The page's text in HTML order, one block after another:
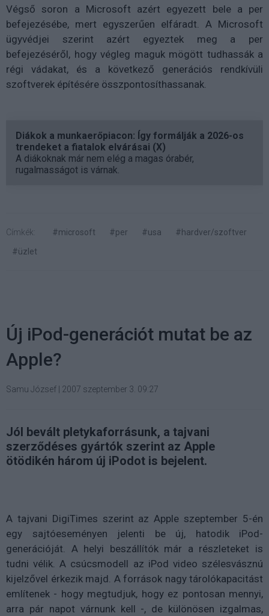
Végső soron a Microsoft azért egyezett bele a per
befejezésébe, mert egyszerűen elfáradt. A Microsoft
ügyvédjei szerint azért egyeztek meg a per
befejezéséről, hogy végleg maguk mögött tudhassák a
régi vádakat, és a következő generációs rendkívüli
szoftverek építésére összpontosíthassanak.
Diákok a munkaerőpiacon: Így formálják a 2026-os
trendeket a fiatalok elvárásai (X)
A diákoknak már nem elég a magas órabér,
rugalmasságot is várnak.
Címkék: #microsoft #per #usa
#hardver/szoftver
#üzlet
Új iPod-generációt mutat be az
Apple?
Samu József 2007 szeptember 3. 09:27
Jól bevált pletykaforrásunk, a tajvani
szerződéses gyártók szerint az Apple
ötödikén három új iPodot is bejelent.
A tajvani DigiTimes szerint az Apple szeptember 5-én
egy sajtóeseményen jelenti be új, hatodik iPod-
generációját. A helyi beszállítók már a részleteket is
tudni vélik. A csúcsmodell az iPod video szélesvásznú
kijelzővel érkezik majd. A források nagy tárolókapacitást
említenek - hogy megtudjuk, hogy ez pontosan mennyi,
arra pár napot várnunk kell -, de különösen izgalmas,